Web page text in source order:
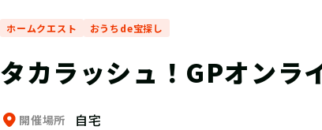
ホームクエスト おうちde宝探し
タカラッシュ！GPオンラ
開催場所 自宅